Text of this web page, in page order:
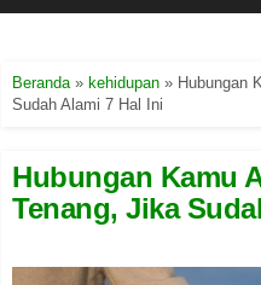
Beranda» kehidupan » Hubungan
Sudah Alami 7 Hal Ini
Hubungan Kamu
Tenang, Jika